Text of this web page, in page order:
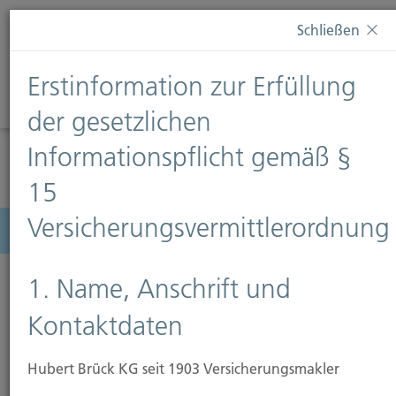
Diese Webseite verwendet Cookies. Wenn Sie weiterhin
Informationen finden Sie auf unserer SeiteDatenschutz
Diese Nachricht nicht erneut anzeigen
Menü
Rechtsschutzversicherung
Schließen
Erstinformation zur Erfüllung
der gesetzlichen
Informationspflicht gemäß §
15
Versicherungsvermittlerordnung
1. Name, Anschrift und
Kontaktdaten
Hubert Brück KG seit 1903 Versicherungsmakler